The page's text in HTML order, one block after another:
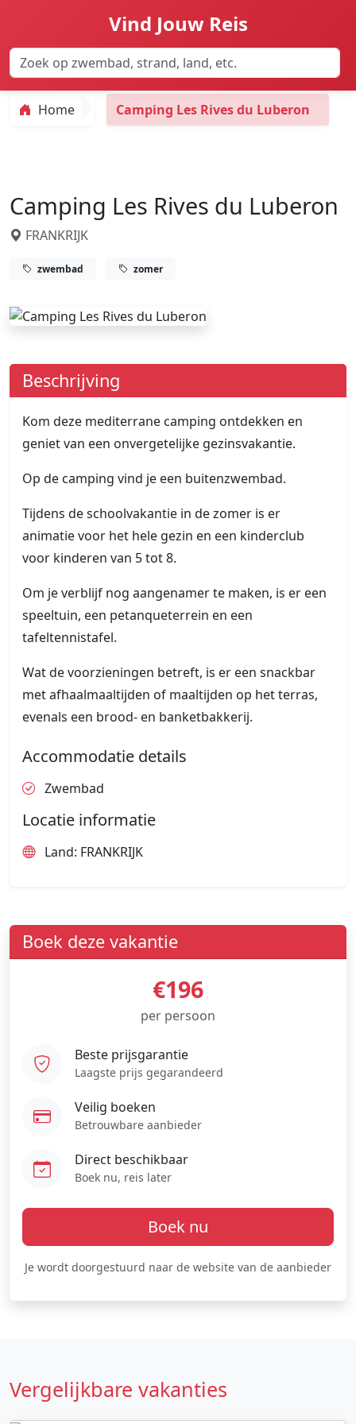
Vind Jouw Reis
Home Camping Les Rives du Luberon
Camping Les Rives du Luberon
FRANKRIJK
zwembad zomer
Beschrijving
Kom deze mediterrane camping ontdekken en
geniet van een onvergetelijke gezinsvakantie.
Op de camping vind je een buitenzwembad.
Tijdens de schoolvakantie in de zomer is er
animatie voor het hele gezin en een kinderclub
voor kinderen van 5 tot 8.
Om je verblijf nog aangenamer te maken, is er een
speeltuin, een petanqueterrein en een
tafeltennistafel.
Wat de voorzieningen betreft, is er een snackbar
met afhaalmaaltijden of maaltijden op het terras,
evenals een brood- en banketbakkerij.
Accommodatie details
Zwembad
Locatie informatie
Land: FRANKRIJK
Boek deze vakantie
€196
per persoon
Beste prijsgarantie
Laagste prijs gegarandeerd
Veilig boeken
Betrouwbare aanbieder
Direct beschikbaar
Boek nu, reis later
Boek nu
Je wordt doorgestuurd naar de website van de aanbieder
Vergelijkbare vakanties